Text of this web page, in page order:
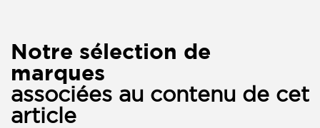
Notre sélection de
marques
associées au contenu de cet
article